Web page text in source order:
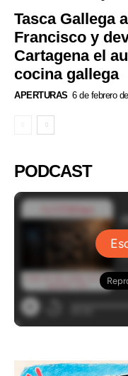
Tasca Gallega
Francisco y
Cartagena el
cocina gallega
APERTURAS 6 de febrero
PODCAST